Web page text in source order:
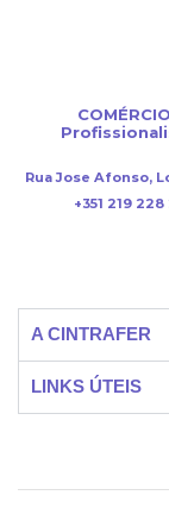
Rua Jose Afonso,
+351 219
A CINTRAFER
LINKS ÚTEIS